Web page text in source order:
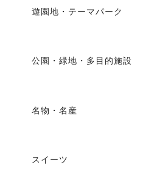
遊園地・テーマパーク
公園・緑地・多目的施設
名物・名産
スイーツ